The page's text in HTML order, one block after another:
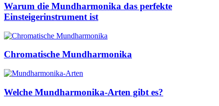
Warum die Mundharmonika das perfekte
Einsteigerinstrument ist
Chromatische Mundharmonika
Welche Mundharmonika-Arten gibt es?